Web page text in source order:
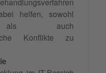
helfen, sowohl
als auch
Konflikte zu